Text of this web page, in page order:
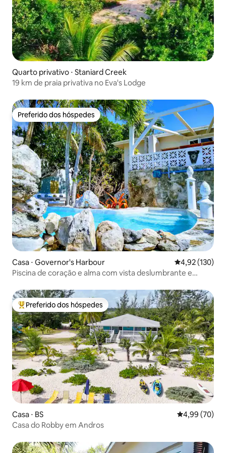
Quarto privativo ⋅ Staniard Creek
19 km de praia privativa no Eva's Lodge
Preferido dos hóspedes
Preferido dos hóspedes
Casa ⋅ Governor's Harbour 4,92 de uma
4,92 (130)
Piscina de coração e alma com vista deslumbrante e
Entre os melhores preferidos dos hóspedes
Preferido dos hóspedes
Casa ⋅ BS 4,99 de uma
4,99 (70)
Casa do Robby em Andros